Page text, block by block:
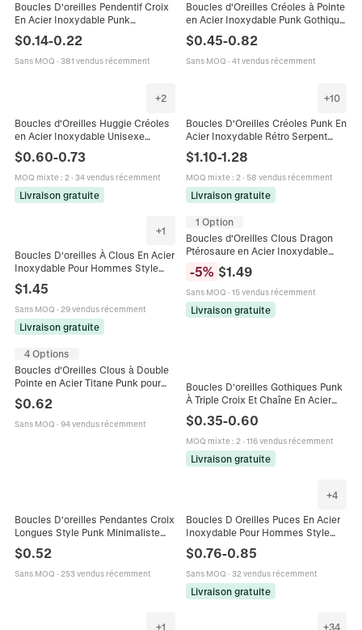
Boucles D'oreilles Pendentif Croix
En Acier Inoxydable Punk
Minimaliste Bijoux Unisexe
$0.14-0.22
Sans MOQ · 381 vendus récemment
Boucles d'Oreilles Créoles à Pointe
en Acier Inoxydable Punk Gothique
Minimaliste Pendentif Cône pour
Hommes Femmes Bijoux Unisexe
$0.45-0.82
Sans MOQ · 41 vendus récemment
+2
Boucles d'Oreilles Huggie Créoles
en Acier Inoxydable Unisexe
Minimaliste Bijou Cadeau Pièce
Unique
$0.60-0.73
MOQ mixte: 2· 34 vendus récemment
Livraison gratuite
+10
Boucles D'Oreilles Créoles Punk En
Acier Inoxydable Rétro Serpent
Piercing Pour Hommes Femmes
$1.10-1.28
MOQ mixte: 2· 58 vendus récemment
Livraison gratuite
+1
Boucles D'oreilles À Clous En Acier
Inoxydable Pour Hommes Style
Gothique Punk Vintage Piercing
Industriel
$1.45
Sans MOQ · 29 vendus récemment
Livraison gratuite
1 Option
Boucles d'Oreilles Clous Dragon
Ptérosaure en Acier Inoxydable
Gothique Animal Aile Bijoux de
Mode Cadeau
-5% $1.49
Sans MOQ · 15 vendus récemment
Livraison gratuite
4 Options
Boucles d'Oreilles Clous à Double
Pointe en Acier Titane Punk pour
Hommes Femmes Boucles
d'Oreilles à Vis en Acier Inoxydable
$0.62
Sans MOQ · 94 vendus récemment
Boucles D'oreilles Gothiques Punk
À Triple Croix Et Chaîne En Acier
Titane Clips D'oreilles Anneaux
Pour Hommes Femmes
$0.35-0.60
MOQ mixte: 2· 116 vendus récemment
Livraison gratuite
Boucles D'oreilles Pendantes Croix
Longues Style Punk Minimaliste
Femmes
$0.52
Sans MOQ · 253 vendus récemment
+4
Boucles D Oreilles Puces En Acier
Inoxydable Pour Hommes Style
Soleil Étoile Croix
$0.76-0.85
Sans MOQ · 32 vendus récemment
Livraison gratuite
+1 +34